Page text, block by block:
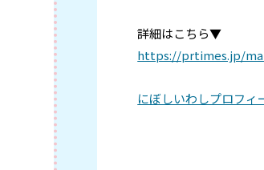
詳細はこちら▼
https://prtimes.jp/
にぼしいわしプロフィ